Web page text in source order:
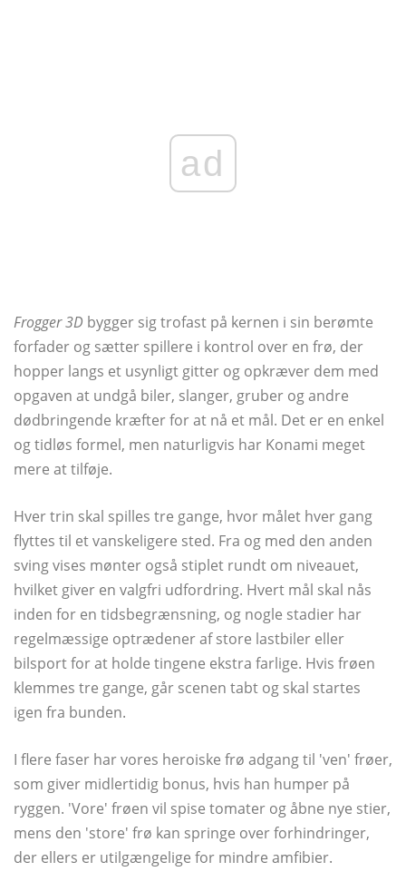
ad
Frogger 3D bygger sig trofast på kernen i sin berømte
forfader og sætter spillere i kontrol over en frø, der
hopper langs et usynligt gitter og opkræver dem med
opgaven at undgå biler, slanger, gruber og andre
dødbringende kræfter for at nå et mål. Det er en enkel
og tidløs formel, men naturligvis har Konami meget
mere at tilføje.
Hver trin skal spilles tre gange, hvor målet hver gang
flyttes til et vanskeligere sted. Fra og med den anden
sving vises mønter også stiplet rundt om niveauet,
hvilket giver en valgfri udfordring. Hvert mål skal nås
inden for en tidsbegrænsning, og nogle stadier har
regelmæssige optrædener af store lastbiler eller
bilsport for at holde tingene ekstra farlige. Hvis frøen
klemmes tre gange, går scenen tabt og skal startes
igen fra bunden.
I flere faser har vores heroiske frø adgang til 'ven' frøer,
som giver midlertidig bonus, hvis han humper på
ryggen. 'Vore' frøen vil spise tomater og åbne nye stier,
mens den 'store' frø kan springe over forhindringer,
der ellers er utilgængelige for mindre amfibier.